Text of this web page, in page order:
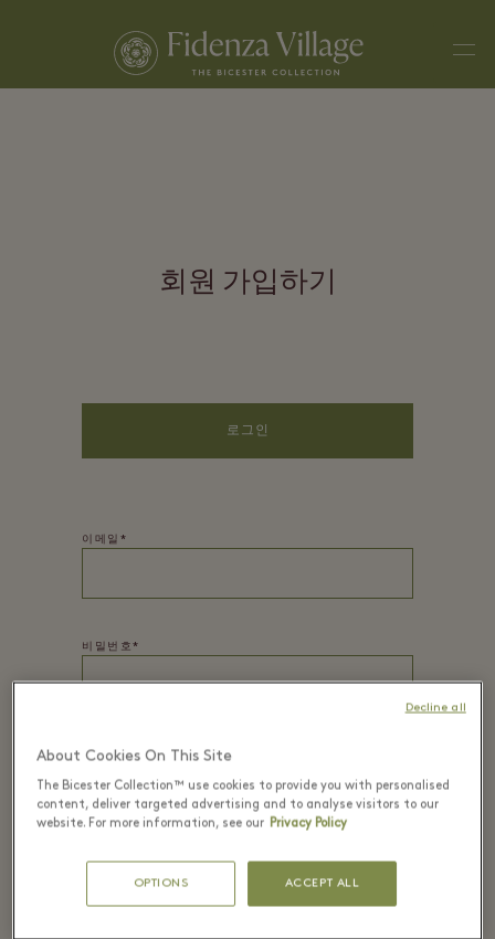
회원 가입하기
로그인
이메일*
비밀번호*
이름*
성*
About Cookies On This Site
The Bicester Collection™ use cookies to provide you with personalised
content, deliver targeted advertising and to analyse visitors to our
website. For more information, see our Privacy Policy
OPTIONS ACCEPT ALL
Decline all